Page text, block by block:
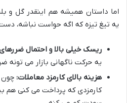
اما داستان همیشه هم اینقدر گل و
یه تیغ تیزه که اگه حواست نباشه،
ریسک خیلی بالا و احتمال
یه حرکت ناگهانی بازار می تونه
هزینه بالای کارمزد معاملات: چون
کارمزدی که پرداخت می کنی هم